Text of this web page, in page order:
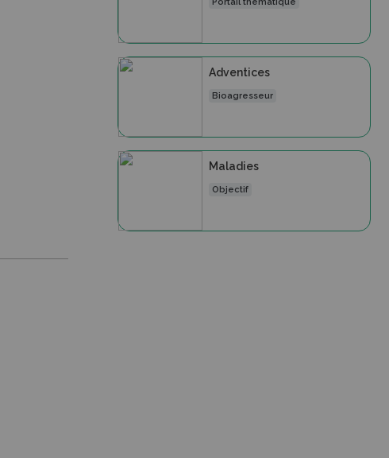
Adventices
Bioagresseur
Maladies
Objectif